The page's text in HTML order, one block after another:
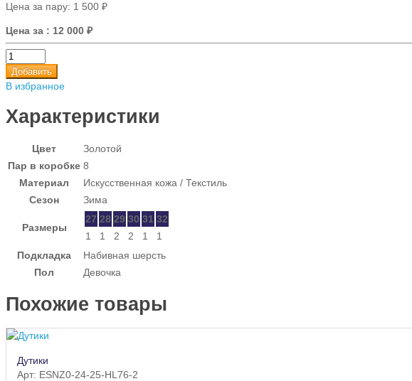
Цена за пару: 1 500 ₽
Цена за : 12 000 ₽
Добавить
В избранное
Характеристики
Цвет
Золотой
Пар в коробке 8
Материал
Искусственная кожа / Текстиль
Сезон
Зима
Размеры
27 28 29 30 31 32
1
1 2 2 1
1
Подкладка
Набивная шерсть
Пол
Девочка
Похожие товары
Дутики
Арт: ESNZ0-24-25-HL76-2